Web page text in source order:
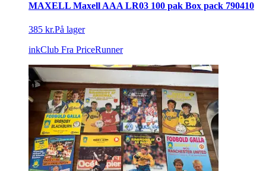
MAXELL Maxell AAA LR03 100 pak Box pack 790410
385 kr.På lager
inkClub Fra PriceRunner